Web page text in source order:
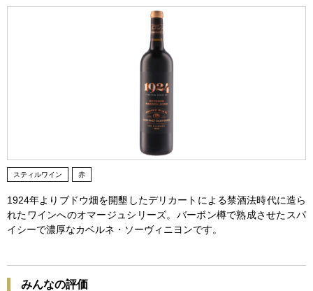
スティルワイン 赤
1924年よりブドウ畑を開墾したデリカートによる禁酒法時代に造ら
れたワインへのオマージュシリーズ。バーボン樽で熟成させたスパ
イシーで濃厚なカベルネ・ソーヴィニヨンです。
みんなの評価